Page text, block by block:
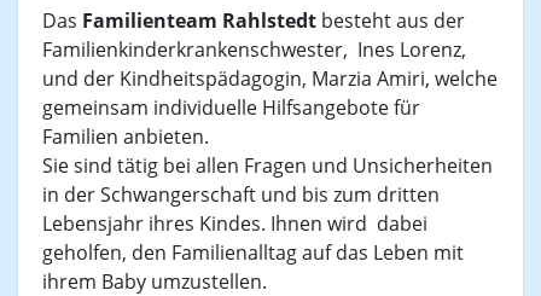
Das Familienteam Rahlstedt besteht aus der
Familienkinderkrankenschwester, Ines Lorenz,
und der Kindheitspädagogin, Marzia Amiri, welche
gemeinsam individuelle Hilfsangebote für
Familien anbieten.
Sie sind tätig bei allen Fragen und Unsicherheiten
in der Schwangerschaft und bis zum dritten
Lebensjahr ihres Kindes. Ihnen wird dabei
geholfen, den Familienalltag auf das Leben mit
ihrem Baby umzustellen.